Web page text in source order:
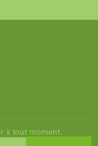
à tout moment.